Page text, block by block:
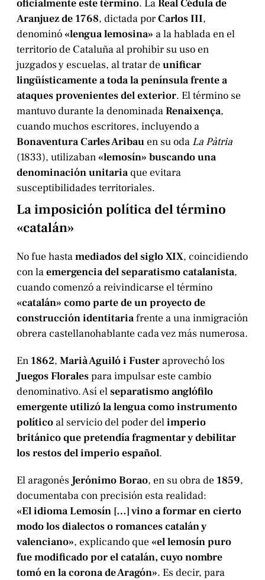
oficialmente este término. LaReal Cédula de
Aranjuez de 1768, dictada porCarlos III,
denominó«lengua lemosina» a la hablada en el
territorio de Cataluña al prohibir su uso en
juzgados y escuelas, al tratar deunificar
lingüísticamente a toda la península frente a
ataques provenientes del exterior. El término se
mantuvo durante la denominadaRenaixença,
cuando muchos escritores, incluyendo a
Bonaventura Carles Aribau en su oda La Pàtria
(1833), utilizaban«lemosín» buscando una
denominación unitariaque evitara
susceptibilidades territoriales.
La imposición política del término
«catalán»
No fue hastamediados del siglo XIX, coincidiendo
con laemergencia del separatismo catalanista,
cuando comenzó a reivindicarse el término
«catalán» como parte de un proyecto de
construcción identitariafrente a una inmigración
obrera castellanohablante cada vez más numerosa.
En 1862, Marià Aguiló i Fuster aprovechó los
Juegos Floralespara impulsar este cambio
denominativo. Así elseparatismo anglófilo
emergente utilizó la lengua como instrumento
político al servicio del poder delimperio
británico que pretendía fragmentar y debilitar
los restos del imperio español.
El aragonés Jerónimo Borao, en su obra de 1859,
documentaba con precisión esta realidad:
«El idioma Lemosín […] vino a formar en cierto
modo los dialectos o romances catalán y
valenciano», explicando que«el lemosín puro
fue modificado por el catalán, cuyo nombre
tomó en la corona de Aragón». Es decir, para